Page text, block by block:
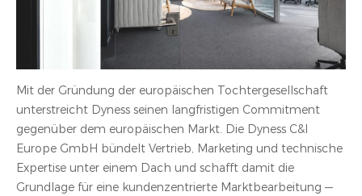
Mit der Gründung der europäischen Tochtergesellschaft
unterstreicht Dyness seinen langfristigen Commitment
gegenüber dem europäischen Markt. Die Dyness C&I
Europe GmbH bündelt Vertrieb, Marketing und technische
Expertise unter einem Dach und schafft damit die
Grundlage für eine kundenzentrierte Marktbearbeitung —